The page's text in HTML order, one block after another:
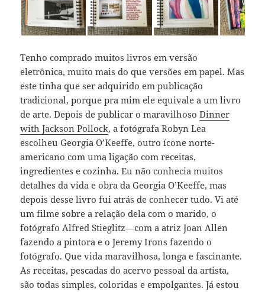
Tenho comprado muitos livros em versão
eletrônica, muito mais do que versões em papel. Mas
este tinha que ser adquirido em publicação
tradicional, porque pra mim ele equivale a um livro
de arte. Depois de publicar o maravilhosoDinner
with Jackson Pollock, a fotógrafa Robyn Lea
escolheu Georgia O’Keeffe, outro ícone norte-
americano com uma ligação com receitas,
ingredientes e cozinha. Eu não conhecia muitos
detalhes da vida e obra da Georgia O’Keeffe, mas
depois desse livro fui atrás de conhecer tudo. Vi até
um filme sobre a relação dela com o marido, o
fotógrafo Alfred Stieglitz—com a atriz Joan Allen
fazendo a pintora e o Jeremy Irons fazendo o
fotógrafo. Que vida maravilhosa, longa e fascinante.
As receitas, pescadas do acervo pessoal da artista,
são todas simples, coloridas e empolgantes. Já estou